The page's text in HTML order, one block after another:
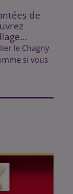
de
le Chagny
si vous